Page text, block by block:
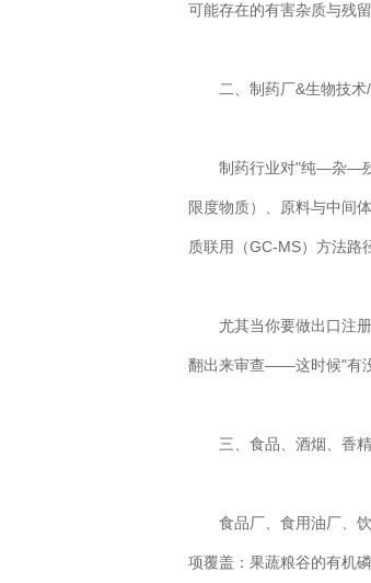
可能存在的有害杂质与残
二、制药厂&生物技术/
制药行业对"纯—杂—残"
限度物质）、原料与中间
质联用（GC-MS）方法路
尤其当你要做出口注册
翻出来审查——这时候"有
三、食品、酒烟、香精
食品厂、食用油厂、饮
项覆盖：果蔬粮谷的有机